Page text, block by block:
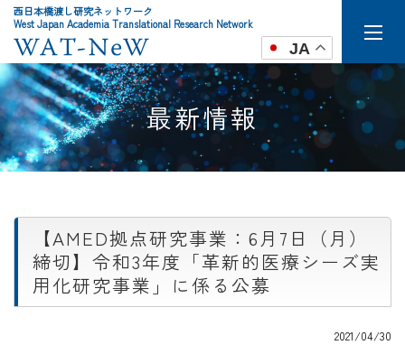
西日本橋渡し研究ネットワーク
West Japan Academia Translational Research Network
JA
最新情報
【AMED拠点研究事業：6月7日（月）
締切】令和3年度「革新的医療シーズ実
用化研究事業」に係る公募
2021/04/30